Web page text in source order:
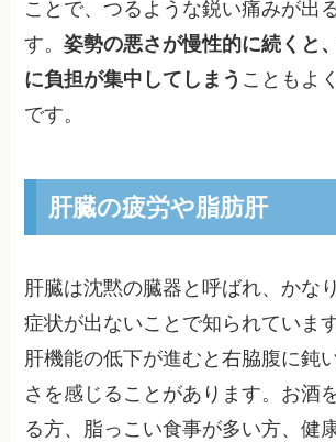
ことで、つるような鋭い痛みが出
す。姿勢の悪さが慢性的に続くと
に負担が集中してしまう こともよ
です。
肝臓の疲労や脂肪肝
肝臓は沈黙の臓器と呼ばれ、かな
症状が出ないことで知られていま
肝機能の低下が進むと右脇腹に鈍
さを感じることがあります。お酒
る方、脂っこい食事が多い方、健